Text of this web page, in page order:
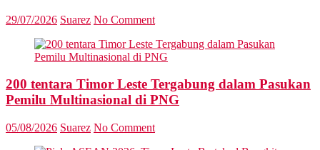
29/07/2026 Suarez No Comment
200 tentara Timor Leste Tergabung dalam Pasukan
Pemilu Multinasional di PNG
05/08/2026 Suarez No Comment